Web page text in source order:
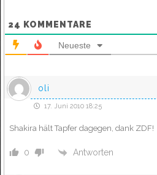
24 KOMMENTARE
Neueste
oli
17. Juni 2010 18:25
Shakira hält Tapfer dagegen, dank ZDF!
0 Antworten